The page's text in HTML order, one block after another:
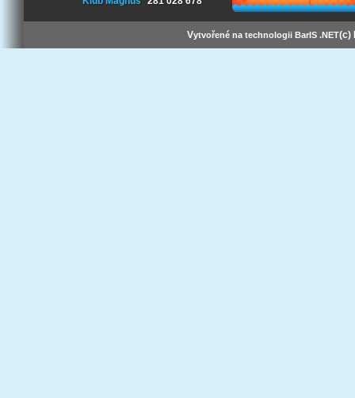
Vytvořené na technologii BarIS .NET(c)